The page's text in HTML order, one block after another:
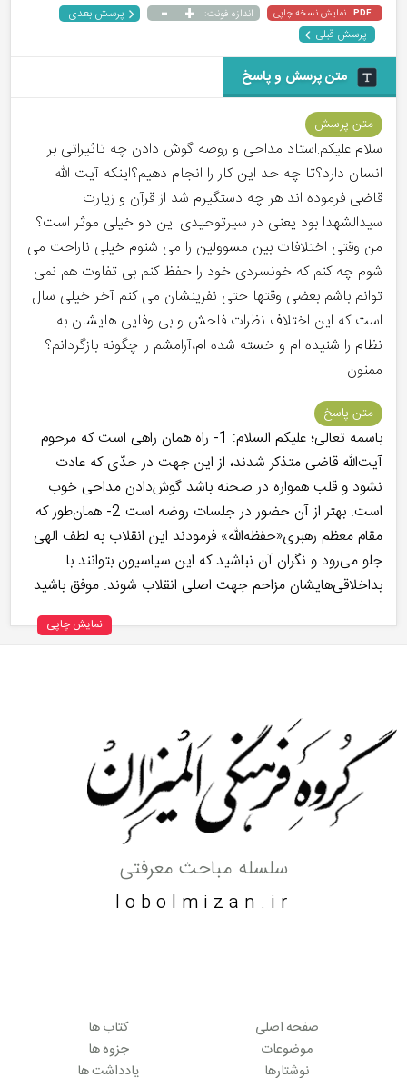
PDF نمایش نسخه چاپی اندازه فونت: +
-
پرسش بعدی
پرسش قبلی
متن پرسش و پاسخ
متن پرسش
سلام علیکم.استاد مداحی و روضه گوش دادن چه تاثیراتی بر
انسان دارد؟تا چه حد این کار را انجام دهیم؟اینکه آیت الله
قاضی فرموده اند هر چه دستگیرم شد از قرآن و زیارت
سیدالشهدا بود یعنی در سیرتوحیدی این دو خیلی موثر است؟
من وقتی اختلافات بین مسوولین را می شنوم خیلی ناراحت می
شوم چه کنم که خونسردی خود را حفظ کنم بی تفاوت هم نمی
توانم باشم بعضی وقتها حتی نفرینشان می کنم آخر خیلی سال
است که این اختلاف نظرات فاحش و بی وفایی هایشان به
نظام را شنیده ام و خسته شده ام،آرامشم را چگونه بازگردانم؟
ممنون.
متن پاسخ
باسمه تعالی؛ علیکم السلام: 1- راه همان راهی است که مرحوم
آیت‌الله قاضی متذکر شدند، از این جهت در حدّی که عادت
نشود و قلب همواره در صحنه باشد گوش‌دادن مداحی خوب
است. بهتر از آن حضور در جلسات روضه است 2- همان‌طور که
مقام معظم رهبری«حفظه‌الله» فرمودند این انقلاب به لطف الهی
جلو می‌رود و نگران آن نباشید که این سیاسیون بتوانند با
بداخلاقی‌هایشان مزاحم جهت اصلی انقلاب شوند. موفق باشید
نمایش چاپی
سلسله مباحث معرفتی
lobolmizan.ir
صفحه اصلی
موضوعات
نوشتارها
کتاب ها
جزوه ها
یادداشت ها